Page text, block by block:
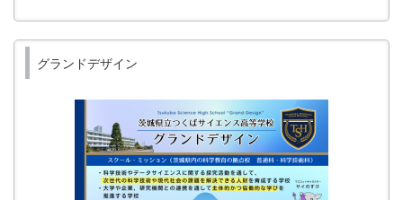
グランドデザイン